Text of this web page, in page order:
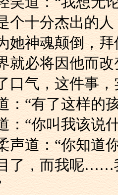
个十分杰出的
她神魂颠倒，
就必将因他而
叹了口气，这件
飞道：“有了这样
道：“你叫我该说
飞柔声道：“你知
了，而我呢……